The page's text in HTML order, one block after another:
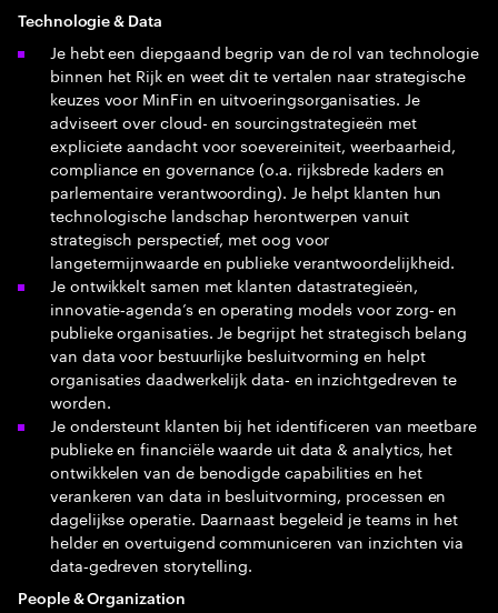
Technologie & Data
Je hebt een diepgaand begrip van de rol van technologie
binnen het Rijk en weet dit te vertalen naar strategische
keuzes voor MinFin en uitvoeringsorganisaties. Je
adviseert over cloud- en sourcingstrategieën met
expliciete aandacht voor soevereiniteit, weerbaarheid,
compliance en governance (o.a. rijksbrede kaders en
parlementaire verantwoording). Je helpt klanten hun
technologische landschap herontwerpen vanuit
strategisch perspectief, met oog voor
langetermijnwaarde en publieke verantwoordelijkheid.
Je ontwikkelt samen met klanten datastrategieën,
innovatie‑agenda’s en operating models voor zorg‑ en
publieke organisaties. Je begrijpt het strategisch belang
van data voor bestuurlijke besluitvorming en helpt
organisaties daadwerkelijk data‑ en inzichtgedreven te
worden.
Je ondersteunt klanten bij het identificeren van meetbare
publieke en financiële waarde uit data & analytics, het
ontwikkelen van de benodigde capabilities en het
verankeren van data in besluitvorming, processen en
dagelijkse operatie. Daarnaast begeleid je teams in het
helder en overtuigend communiceren van inzichten via
data‑gedreven storytelling.
People & Organization